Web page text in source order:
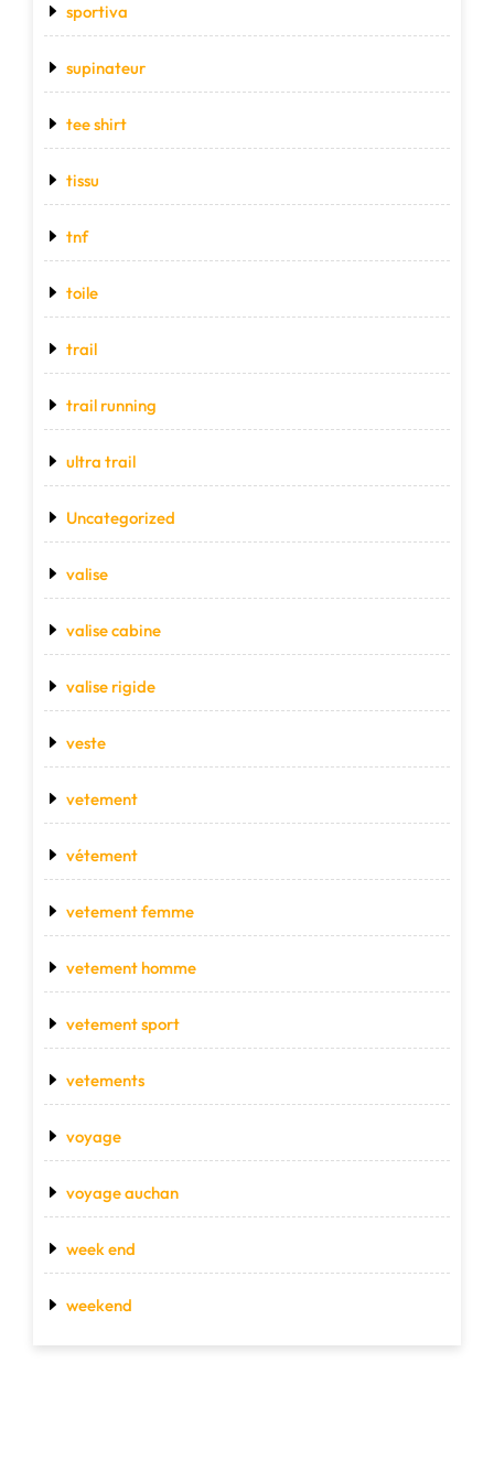
sportiva
supinateur
tee shirt
tissu
tnf
toile
trail
trail running
ultra trail
Uncategorized
valise
valise cabine
valise rigide
veste
vetement
vétement
vetement femme
vetement homme
vetement sport
vetements
voyage
voyage auchan
week end
weekend